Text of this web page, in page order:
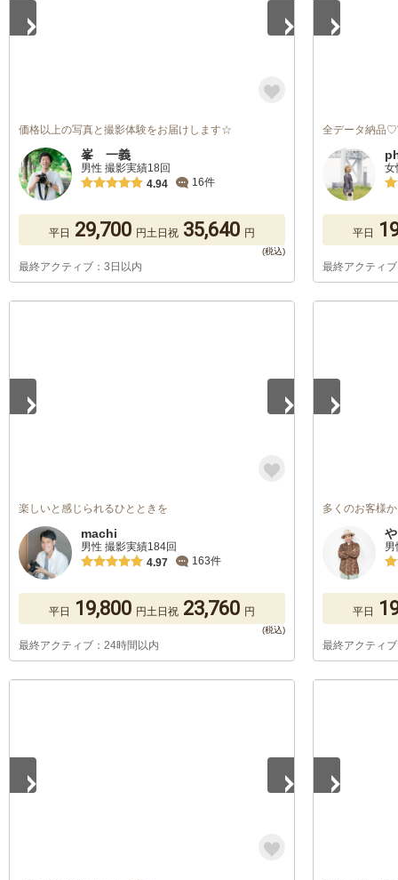
価格以上の写真と撮影体験をお届けします☆
峯 一義
男性 撮影実績18回
4.94
16件
平日 29,700 円土日祝 35,640 円
最終アクティブ：3日以内
全データ納品
女
平日
最終アクティ
楽しいと感じられるひとときを
machi
男性 撮影実績184回
4.97
163件
平日 19,800 円土日祝 23,760 円
最終アクティブ：24時間以内
多くのお客様
平日
最終アクティ